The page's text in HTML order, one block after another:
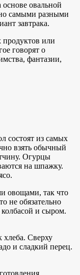
овальной
самыми разными
завтрака.
продуктов или
говорят о
фантазии,
состоят из самых
взять обычный
Огурцы
на шпажку.
овощами, так что
не обязательно
и сыром.
хлеба. Сверху
и сладкий перец.